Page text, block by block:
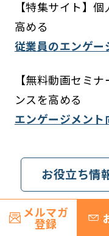
【特集サイト】
高める
従業員のエンゲー
【無料動画セミ
ンスを高める
エンゲージメン
お役立ち情
メルマガ
登録